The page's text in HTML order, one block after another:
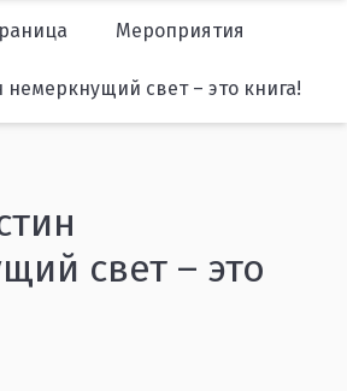
Мероприятия
немеркнущий свет – это книга!
свет – это